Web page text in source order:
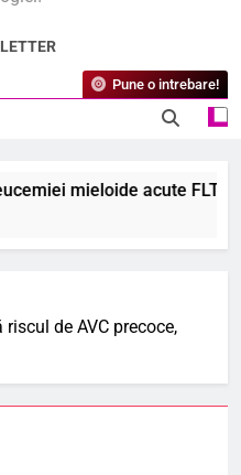
Pune o intrebare!
mieloide acute FLT3-
de AVC precoce,